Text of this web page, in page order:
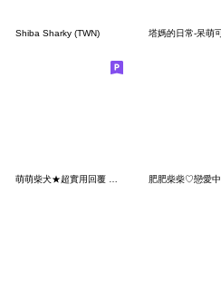
Shiba Sharky (TWN)
肥肥柴柴♡戀愛中